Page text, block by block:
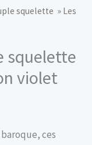
squelette » Les
squelette
violet
ces